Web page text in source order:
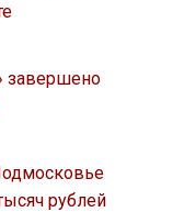
завершено
рублей